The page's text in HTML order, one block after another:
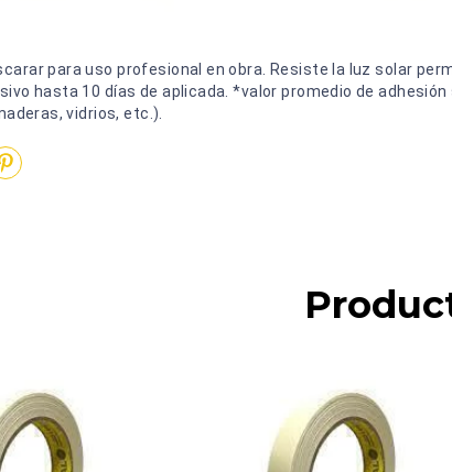
para uso profesional en obra. Resiste la luz solar
hasta 10 días de aplicada. *valor promedio de
vidrios, etc.).